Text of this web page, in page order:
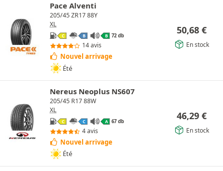
Pace Alventi
205/45 ZR17 88Y
XL
C B B 72 db
14 avis
Nouvel arrivage
Été
50,68 €
En stock
Nereus Neoplus NS607
205/45 R17 88W
XL
C C A 67 db
4 avis
Nouvel arrivage
Été
46,29 €
En stock